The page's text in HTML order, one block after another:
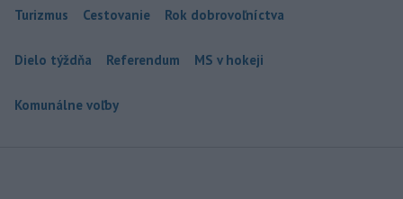
Turizmus Cestovanie Rok dobrovoľníctva
Dielo týždňa Referendum MS v hokeji
Komunálne voľby